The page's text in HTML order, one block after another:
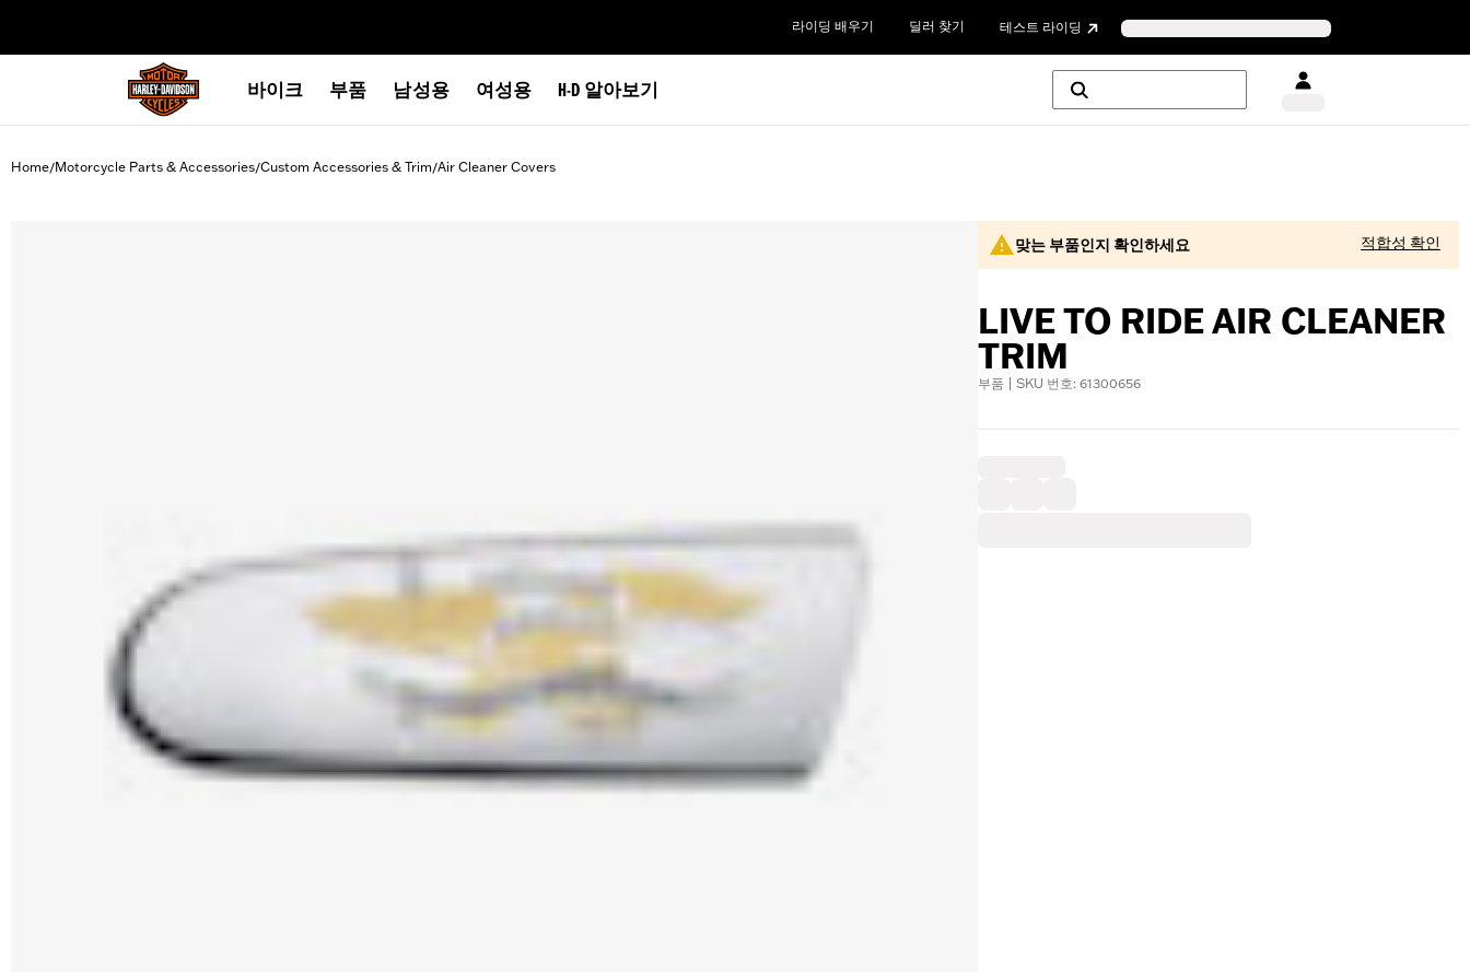
라이딩 배우기 딜러 찾기 테스트 라이딩
바이크 부품 남성용 여성용 H-D 알아보기
Home/Motorcycle Parts & Accessories/Custom Accessories & Trim/Air Cleaner Covers
맞는 부품인지 확인하세요 적합성 확인
LIVE TO RIDE AIR CLEANER
TRIM
부품 | SKU 번호: 61300656